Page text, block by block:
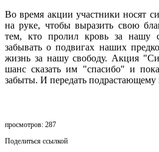
Во время акции участники носят
на руке, чтобы выразить свою
тем, кто пролил кровь за
забывать о подвигах наших
жизнь за нашу свободу. Акция
шанс сказать им "спасибо" и
забыты. И передать
просмотров: 287
Поделиться ссылкой